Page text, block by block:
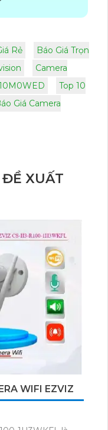
Rẻ
Báo Giá Trọn
Camera
Top 10
Giá Camera
ĐỀ XUẤT
WIFI EZVIZ